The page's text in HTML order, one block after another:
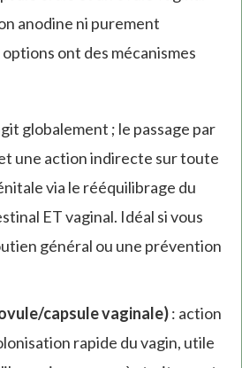
anodine ni purement
ont des mécanismes
globalement ; le passage par
une action indirecte sur toute
via le rééquilibrage du
ET vaginal. Idéal si vous
général ou une prévention
capsule vaginale): action
rapide du vagin, utile